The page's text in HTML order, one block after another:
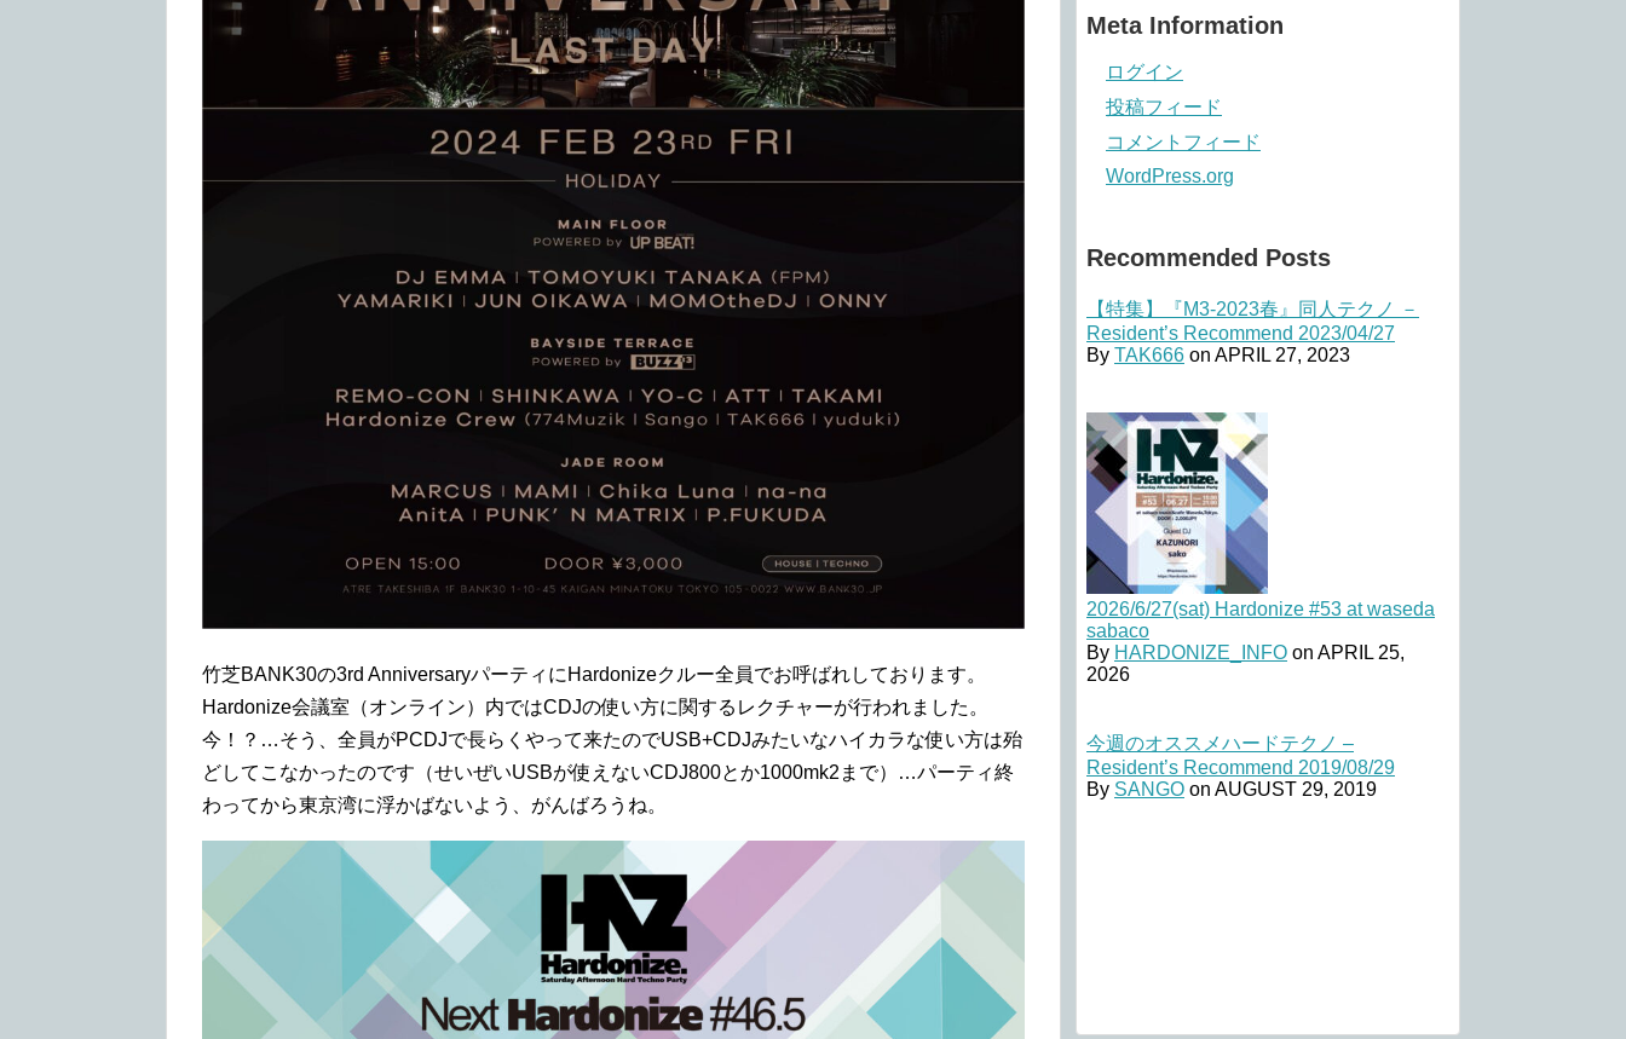
竹芝BANK30の3rd AnniversaryパーティにHardonizeクルー全員でお呼ばれしております。
Hardonize会議室（オンライン）内ではCDJの使い方に関するレクチャーが行われました。
今！？…そう、全員がPCDJで長らくやって来たのでUSB+CDJみたいなハイカラな使い方は殆
どしてこなかったのです（せいぜいUSBが使えないCDJ800とか1000mk2まで）…パーティ終
わってから東京湾に浮かばないよう、がんばろうね。
Meta Information
ログイン
投稿フィード
コメントフィード
WordPress.org
Recommended Posts
【特集】『M3-2023春』同人テクノ －
Resident’s Recommend 2023/04/27
By TAK666 on APRIL 27, 2023
2026/6/27(sat) Hardonize #53 at waseda
sabaco
By HARDONIZE_INFO on APRIL 25,
2026
今週のオススメハードテクノ –
Resident’s Recommend 2019/08/29
By SANGO on AUGUST 29, 2019